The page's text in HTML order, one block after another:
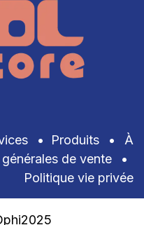
• Produits •
À
de vente
•
Politique vie privée